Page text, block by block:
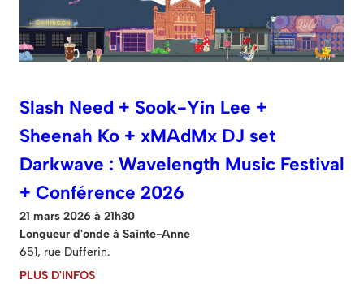
Slash Need + Sook-Yin Lee +
Sheenah Ko + xMAdMx DJ set
Darkwave : Wavelength Music Festival
+ Conférence 2026
21 mars 2026 à 21h30
Longueur d'onde à Sainte-Anne
651, rue Dufferin.
PLUS D'INFOS